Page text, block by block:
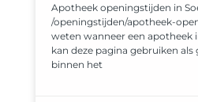
Apotheek openingstijden in
/openingstijden/apotheek-
weten wanneer een apotheek
kan deze pagina gebruiken
binnen het